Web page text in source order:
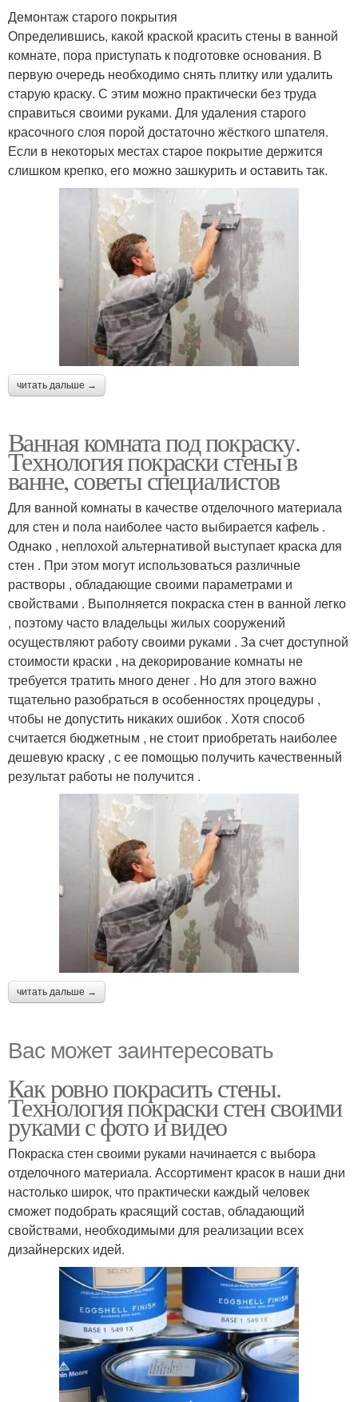
Демонтаж старого покрытия
Определившись, какой краской красить стены в ванной
комнате, пора приступать к подготовке основания. В
первую очередь необходимо снять плитку или удалить
старую краску. С этим можно практически без труда
справиться своими руками. Для удаления старого
красочного слоя порой достаточно жёсткого шпателя.
Если в некоторых местах старое покрытие держится
слишком крепко, его можно зашкурить и оставить так.
читать дальше →
Ванная комната под покраску.
Технология покраски стены в
ванне, советы специалистов
Для ванной комнаты в качестве отделочного материала
для стен и пола наиболее часто выбирается кафель .
Однако , неплохой альтернативой выступает краска для
стен . При этом могут использоваться различные
растворы , обладающие своими параметрами и
свойствами . Выполняется покраска стен в ванной легко
, поэтому часто владельцы жилых сооружений
осуществляют работу своими руками . За счет доступной
стоимости краски , на декорирование комнаты не
требуется тратить много денег . Но для этого важно
тщательно разобраться в особенностях процедуры ,
чтобы не допустить никаких ошибок . Хотя способ
считается бюджетным , не стоит приобретать наиболее
дешевую краску , с ее помощью получить качественный
результат работы не получится .
читать дальше →
Вас может заинтересовать
Как ровно покрасить стены.
Технология покраски стен своими
руками с фото и видео
Покраска стен своими руками начинается с выбора
отделочного материала. Ассортимент красок в наши дни
настолько широк, что практически каждый человек
сможет подобрать красящий состав, обладающий
свойствами, необходимыми для реализации всех
дизайнерских идей.